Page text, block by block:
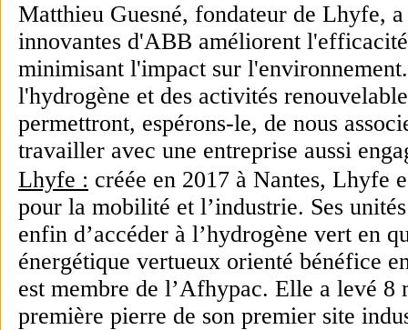
Matthieu Guesné, fondateur de Lhyfe,
innovantes d'ABB améliorent
minimisant l'impact sur
l'hydrogène et des activités
permettront, espérons-le, de nous
travailler avec une entreprise aussi
Lhyfe : créée en 2017 à Nantes, Lhyfe
pour la mobilité et l’industrie. Ses
enfin d’accéder à l’hydrogène vert en
énergétique vertueux orienté bénéfice
est membre de l’Afhypac. Elle a levé
première pierre de son premier site